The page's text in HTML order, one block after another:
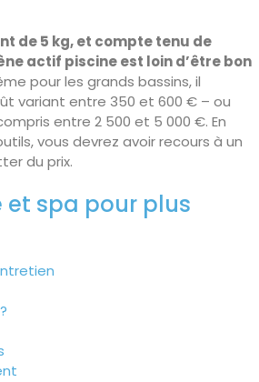
de 5 kg, et compte tenu de
actif piscine est loin d’être bon
pour les grands bassins, il
variant entre 350 et 600 € – ou
entre 2 500 et 5 000 €. En
vous devrez avoir recours à un
du prix.
et spa pour plus